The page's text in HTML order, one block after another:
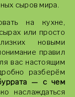
сыров мира.
на кухне,
или просто
новыми
правил
вас настоящим
разберём
— с чем
наслаждаться